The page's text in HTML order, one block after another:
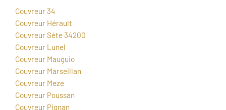
Couvreur 34
Couvreur Hérault
Couvreur Sète 34200
Couvreur Lunel
Couvreur Mauguio
Couvreur Marseillan
Couvreur Meze
Couvreur Poussan
Couvreur Pignan